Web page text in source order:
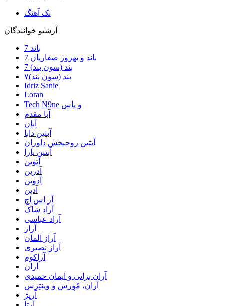
تک آهنگ
آرشیو خوانندگان
7 باند
7 باند و بهروز صفاریان
7 بند (سون بند)
۷بند (سون بند)
Idriz Sanie
Loran
Tech N9ne و یاس
آبا مقدم
آبان
آبتین دابا
آبتین روحبخش داوران
آبتین یارا
آتوین
آدرین
آدوین
آدین
آر اس اچ
آراد شاک
آراد عباسی
آراز
آراز المان
آراز نصیری
آراکوم
آران
آران براتی و ایمان حمیدی
آران، مُوِرس و وینتِرس
آرپژ